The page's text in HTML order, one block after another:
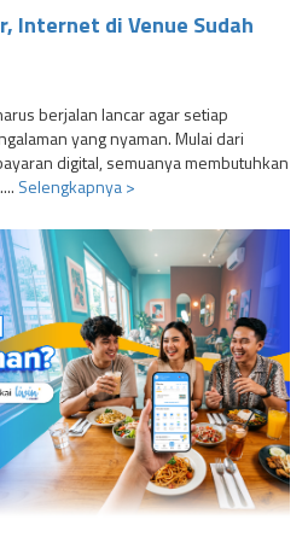
Internet di Venue Sudah
berjalan lancar agar setiap
yang nyaman. Mulai dari
digital, semuanya membutuhkan
Selengkapnya >